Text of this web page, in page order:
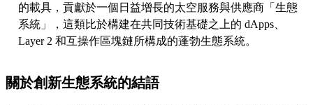
的載具，貢獻於一個日益增長的太空服務與供應商「生態
系統」，這類比於構建在共同技術基礎之上的 dApps、
Layer 2 和互操作區塊鏈所構成的蓬勃生態系統。
關於創新生態系統的結語